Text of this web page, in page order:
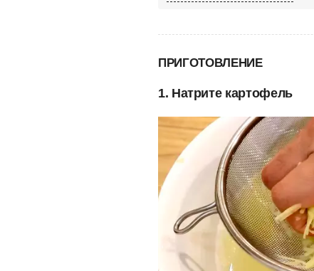
ПРИГОТОВЛЕНИЕ
1. Натрите картофель